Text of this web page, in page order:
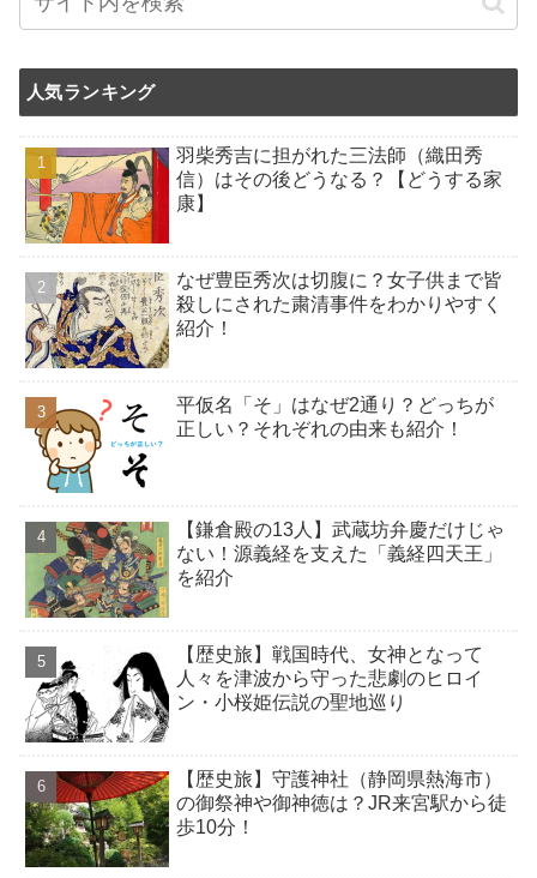
人気ランキング
羽柴秀吉に担がれた三法師（織田秀
信）はその後どうなる？【どうする家
康】
なぜ豊臣秀次は切腹に？女子供まで皆
殺しにされた粛清事件をわかりやすく
紹介！
平仮名「そ」はなぜ2通り？どっちが
正しい？それぞれの由来も紹介！
【鎌倉殿の13人】武蔵坊弁慶だけじゃ
ない！源義経を支えた「義経四天王」
を紹介
【歴史旅】戦国時代、女神となって
人々を津波から守った悲劇のヒロイ
ン・小桜姫伝説の聖地巡り
【歴史旅】守護神社（静岡県熱海市）
の御祭神や御神徳は？JR来宮駅から徒
歩10分！